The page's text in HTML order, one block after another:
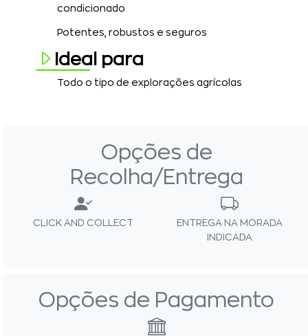
condicionado
Potentes, robustos e seguros
Ideal para
Todo o tipo de explorações agrícolas
Opções de
Recolha/Entrega
CLICK AND COLLECT
ENTREGA NA MORADA
INDICADA
Opções de Pagamento